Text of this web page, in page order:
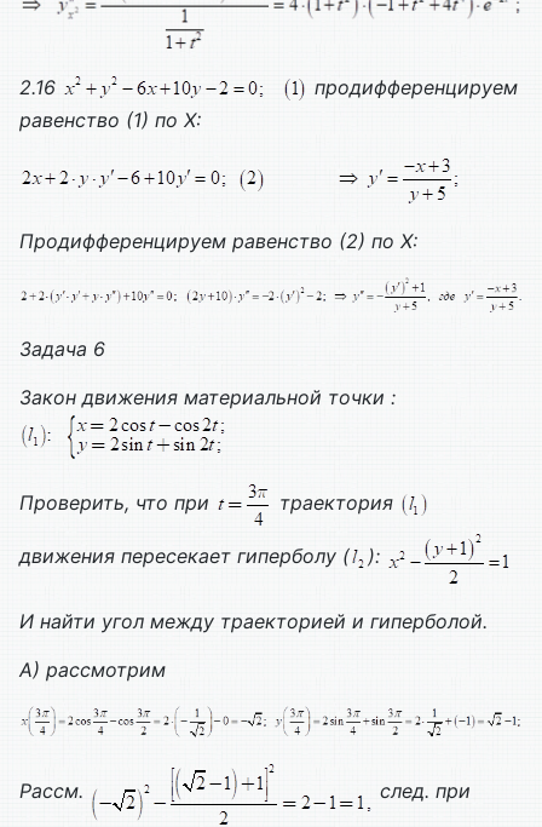
2.16
продифференцируем
равенство (1) по X:
Продифференцируем равенство (2) по X:
Задача 6
Закон движения материальной точки :
Проверить, что при траектория
движения пересекает гиперболу ( ):
И найти угол между траекторией и гиперболой.
A) рассмотрим
Рассм. след. при